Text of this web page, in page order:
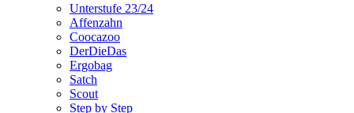
Unterstufe 23/24
Affenzahn
Coocazoo
DerDieDas
Ergobag
Satch
Scout
Step by Step